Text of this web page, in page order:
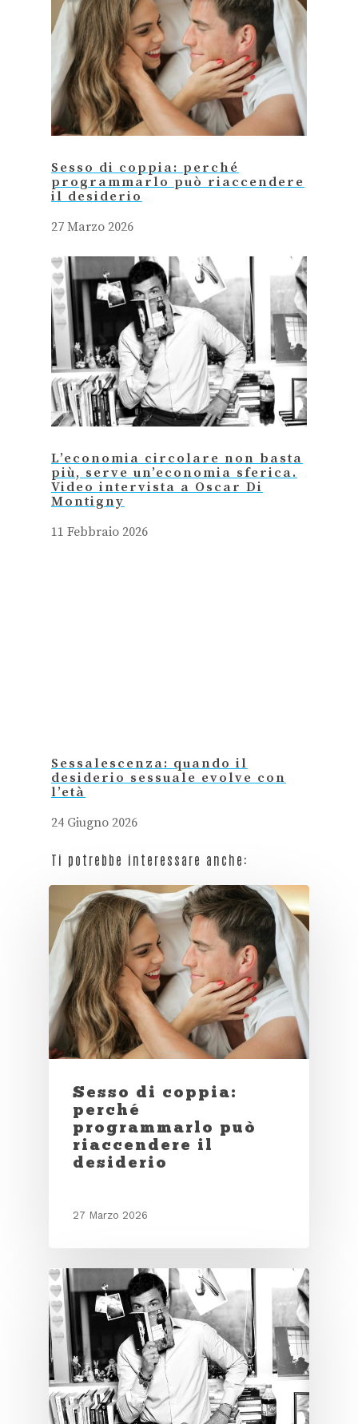
Sesso di coppia: perché
programmarlo può riaccendere
il desiderio
27 Marzo 2026
L’economia circolare non basta
più, serve un’economia sferica.
Video intervista a Oscar Di
Montigny
11 Febbraio 2026
Sessalescenza: quando il
desiderio sessuale evolve con
l’età
24 Giugno 2026
Ti potrebbe interessare anche:
Sesso di coppia:
perché
programmarlo può
riaccendere il
desiderio
27 Marzo 2026